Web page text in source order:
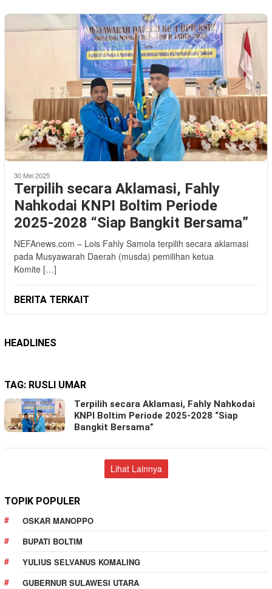
30 Mei 2025
Terpilih secara Aklamasi, Fahly
Nahkodai KNPI Boltim Periode
2025-2028 “Siap Bangkit Bersama”
NEFAnews.com – Lois Fahly Samola terpilih secara aklamasi
pada Musyawarah Daerah (musda) pemilihan ketua
Komite […]
BERITA TERKAIT
HEADLINES
TAG: RUSLI UMAR
Terpilih secara Aklamasi, Fahly Nahkodai
KNPI Boltim Periode 2025-2028 “Siap
Bangkit Bersama”
Lihat Lainnya
TOPIK POPULER
OSKAR MANOPPO
BUPATI BOLTIM
YULIUS SELVANUS KOMALING
GUBERNUR SULAWESI UTARA